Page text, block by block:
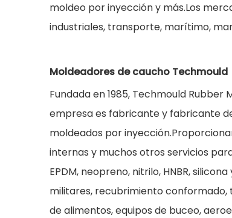
moldeo por inyección y más.Los
industriales, transporte, marítimo,
Moldeadores de caucho Techmould
Fundada en 1985, Techmould
empresa es fabricante y fabricante
moldeados por
internas y muchos otros servicios
EPDM, neopreno, nitrilo, HNBR,
militares, recubrimiento
de alimentos, equipos de buceo,